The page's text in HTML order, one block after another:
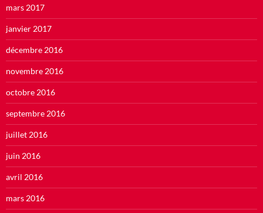
mars 2017
janvier 2017
décembre 2016
novembre 2016
octobre 2016
septembre 2016
juillet 2016
juin 2016
avril 2016
mars 2016